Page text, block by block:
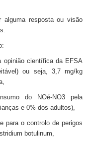
alguma resposta ou visão
opinião científica da EFSA
ou seja, 3,7 mg/kg
do NOé-NO3 pela
e 0% dos adultos),
para o controlo de perigos
botulinum,